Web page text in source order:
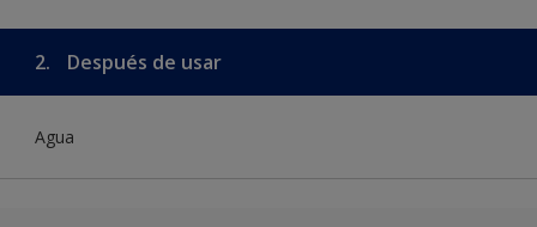
2. Después de usar
Agua